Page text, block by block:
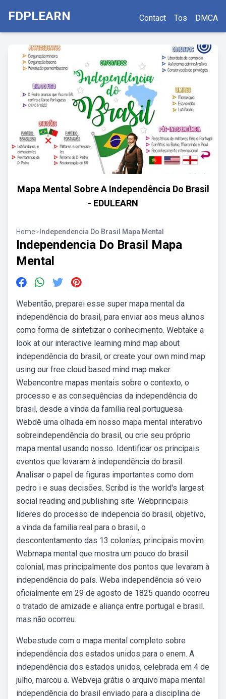
FDPLEARN Contact Tos DMCA
Mapa Mental Sobre A Independência Do Brasil
- EDULEARN
Home> Independencia Do Brasil Mapa Mental
Independencia Do Brasil Mapa
Mental
Webentão, preparei esse super mapa mental da
independência do brasil, para enviar aos meus alunos
como forma de sintetizar o conhecimento. Webtake a
look at our interactive learning mind map about
independência do brasil, or create your own mind map
using our free cloud based mind map maker.
Webencontre mapas mentais sobre o contexto, o
processo e as consequências da independência do
brasil, desde a vinda da família real portuguesa.
Webdê uma olhada em nosso mapa mental interativo
sobreindependência do brasil, ou crie seu próprio
mapa mental usando nosso. Identificar os principais
eventos que levaram à independência do brasil.
Analisar o papel de figuras importantes como dom
pedro i e suas decisões. Scribd is the world's largest
social reading and publishing site. Webprincipais
lideres do processo de indepencia do brasil, objetivo,
a vinda da familia real para o brasil, o
descontentamento das 13 colonias, principais movim.
Webmapa mental que mostra um pouco do brasil
colonial, mas principalmente dos pontos que levaram à
independência do país. Weba independência só veio
oficialmente em 29 de agosto de 1825 quando ocorreu
o tratado de amizade e aliança entre portugal e brasil.
mas não ocorreu.
Webestude com o mapa mental completo sobre
independência dos estados unidos para o enem. A
independência dos estados unidos, celebrada em 4 de
julho, marcou a. Webveja grátis o arquivo mapa mental
independência do brasil enviado para a disciplina de